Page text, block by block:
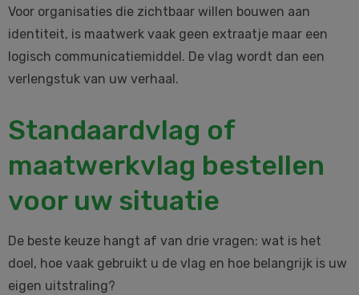
Voor organisaties die zichtbaar willen bouwen aan
identiteit, is maatwerk vaak geen extraatje maar een
logisch communicatiemiddel. De vlag wordt dan een
verlengstuk van uw verhaal.
Standaardvlag of
maatwerkvlag bestellen
voor uw situatie
De beste keuze hangt af van drie vragen: wat is het
doel, hoe vaak gebruikt u de vlag en hoe belangrijk is uw
eigen uitstraling?